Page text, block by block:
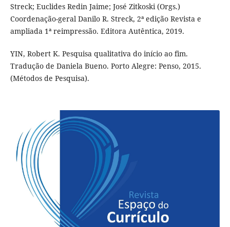
Streck; Euclides Redin Jaime; José Zitkoski (Orgs.)
Coordenação-geral Danilo R. Streck, 2ª edição Revista e
ampliada 1ª reimpressão. Editora Autêntica, 2019.
YIN, Robert K. Pesquisa qualitativa do início ao fim.
Tradução de Daniela Bueno. Porto Alegre: Penso, 2015.
(Métodos de Pesquisa).